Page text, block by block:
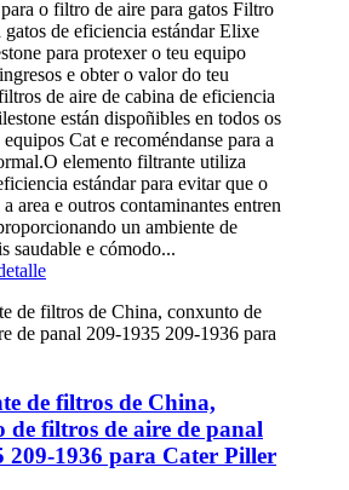
o filtro de aire para gatos Filtro
gatos de eficiencia estándar Elixe
para protexer o teu equipo
e obter o valor do teu
de aire de cabina de eficiencia
están dispoñibles en todos os
Cat e recoméndanse para a
elemento filtrante utiliza
estándar para evitar que o
area e outros contaminantes entren
un ambiente de
saudable e cómodo...
de filtros de China,
de filtros de aire de panal
209-1936 para Cater Piller